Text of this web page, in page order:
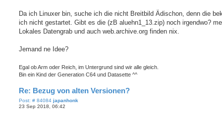
Da ich Linuxer bin, suche ich die nicht Breitbild Ädischon, denn die
ich nicht gestartet. Gibt es die (zB aluehn1_13.zip) noch irgendwo?
Lokales Datengrab und auch web.archive.org finden nix.
Jemand ne Idee?
Egal ob Arm oder Reich, im Untergrund sind wir alle gleich.
Bin ein Kind der Generation C64 und Datasette ^^
Re: Bezug von alten Versionen?
Post: # 84084 P
o
japanhonk
23 Sep 2018, 06:42